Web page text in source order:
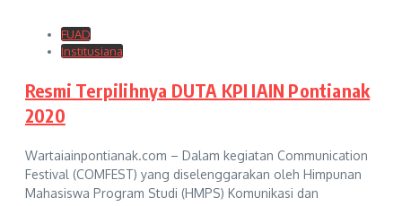
FUAD
Institusiana
Resmi Terpilihnya DUTA KPI IAIN Pontianak
2020
Wartaiainpontianak.com – Dalam kegiatan Communication
Festival (COMFEST) yang diselenggarakan oleh Himpunan
Mahasiswa Program Studi (HMPS) Komunikasi dan